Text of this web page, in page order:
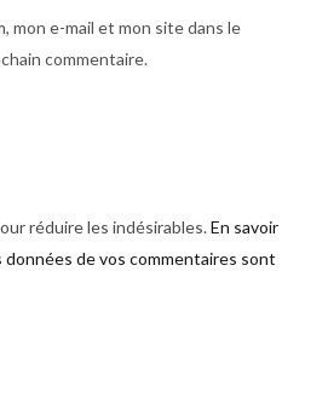
mon e-mail et mon site dans le
commentaire.
réduire les indésirables.En savoir
données de vos commentaires sont